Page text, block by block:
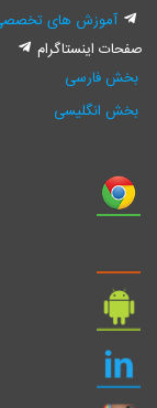
آموزش های تخصصی
صفحات اینستاگرام
بخش فارسی
بخش انگلیسی